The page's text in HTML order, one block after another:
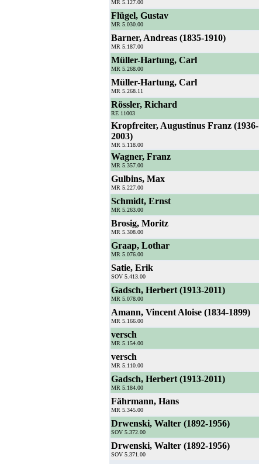
MR 5.127.00
Flügel, Gustav
MR 5.030.00
Barner, Andreas (1835-1910)
MR 5.187.00
Müller-Hartung, Carl
MR 5.268.00
Müller-Hartung, Carl
MR 5.268.11
Rössler, Richard
RE 11003
Kropfreiter, Augustinus Franz (1936-
2003)
MR 5.118.00
Wagner, Franz
MR 5.357.00
Gulbins, Max
MR 5.227.00
Schmidt, Ernst
MR 5.263.00
Brosig, Moritz
MR 5.308.00
Graap, Lothar
MR 5.076.00
Satie, Erik
SOV 5.413.00
Gadsch, Herbert (1913-2011)
MR 5.078.00
Amann, Vincent Aloise (1834-1899)
MR 5.166.00
versch
MR 5.154.00
versch
MR 5.110.00
Gadsch, Herbert (1913-2011)
MR 5.184.00
Fährmann, Hans
MR 5.345.00
Drwenski, Walter (1892-1956)
SOV 5.372.00
Drwenski, Walter (1892-1956)
SOV 5.371.00